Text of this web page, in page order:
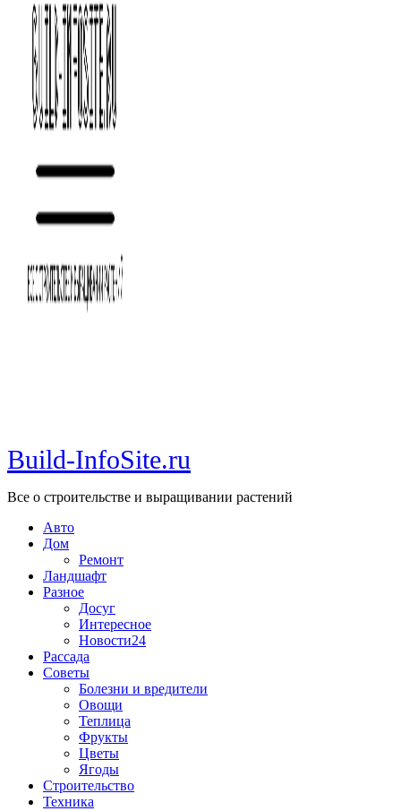
Build-InfoSite.ru
Все о строительстве и выращивании растений
Авто
Дом
Ремонт
Ландшафт
Разное
Досуг
Интересное
Новости24
Рассада
Советы
Болезни и вредители
Овощи
Теплица
Фрукты
Цветы
Ягоды
Строительство
Техника